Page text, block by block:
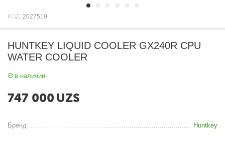
КОД: 2027519
HUNTKEY LIQUID COOLER GX240R CPU
WATER COOLER
в наличии
747 000 UZS
Бренд Huntkey